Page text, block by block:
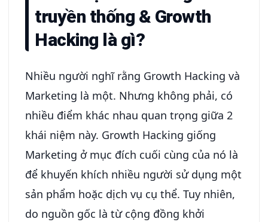
truyền thống & Growth
Hacking là gì?
Nhiều người nghĩ rằng Growth Hacking và
Marketing là một. Nhưng không phải, có
nhiều điểm khác nhau quan trọng giữa 2
khái niệm này. Growth Hacking giống
Marketing ở mục đích cuối cùng của nó là
để khuyến khích nhiều người sử dụng một
sản phẩm hoặc dịch vụ cụ thể. Tuy nhiên,
do nguồn gốc là từ cộng đồng khởi